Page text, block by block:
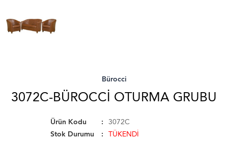
Bürocci
3072C-BÜROCCI OTURMA GRUBU
Ürün Kodu
3072C
Stok Durumu
TÜKENDİ